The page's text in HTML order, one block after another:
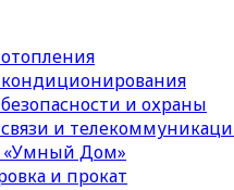
кондиционирования
и охраны
и
«Умный Дом»
и прокат